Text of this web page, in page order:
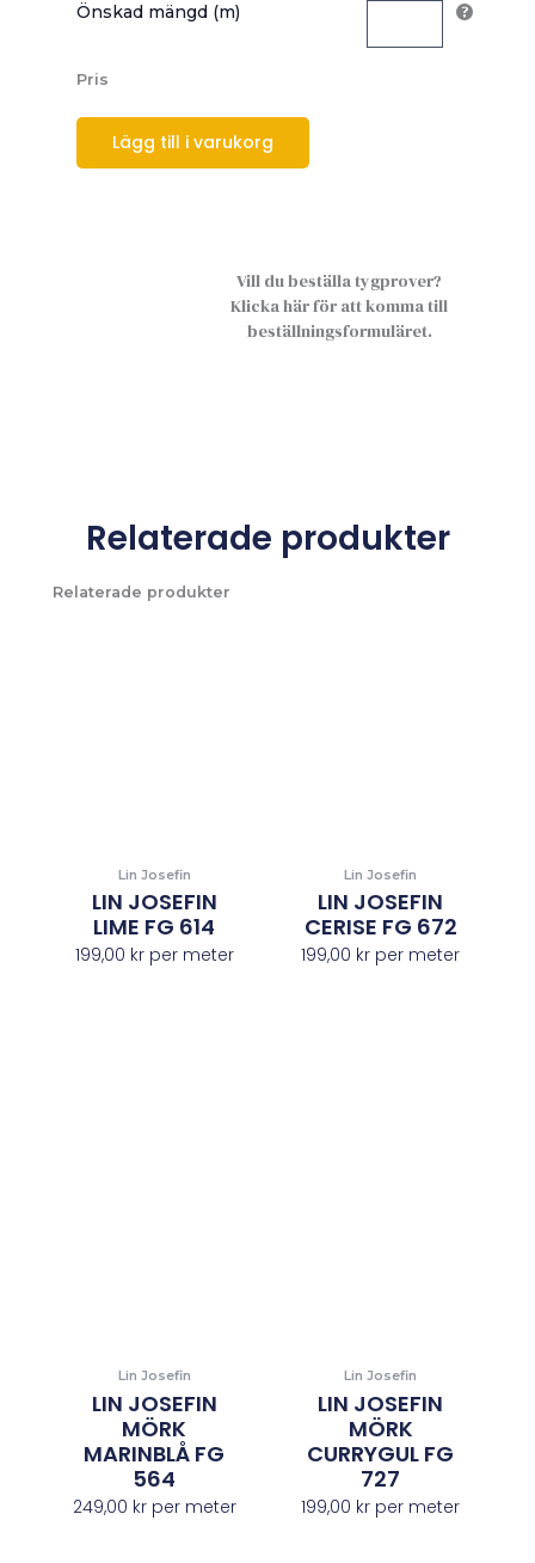
Önskad mängd (m)
Pris
Lägg till i varukorg
Vill du beställa tygprover?
Klicka här för att komma till
beställningsformuläret.
Relaterade produkter
Relaterade produkter
Lin Josefin
LIN JOSEFIN
LIME FG 614
199,00 krper meter
Lin Josefin
LIN JOSEFIN
CERISE FG 672
199,00 kr per meter
Lin Josefin
LIN JOSEFIN
MÖRK
MARINBLÅ FG
564
249,00 krper meter
Lin Josefin
LIN JOSEFIN
MÖRK
CURRYGUL FG
727
199,00 kr per meter